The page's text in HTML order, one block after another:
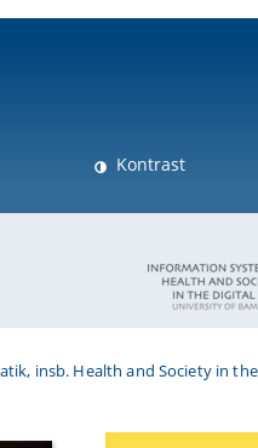
Kontrast
insb. Health and Society in